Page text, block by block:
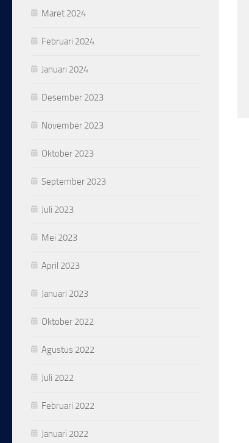
Maret 2024
Februari 2024
Januari 2024
Desember 2023
November 2023
Oktober 2023
September 2023
Juli 2023
Mei 2023
April 2023
Januari 2023
Oktober 2022
Agustus 2022
Juli 2022
Februari 2022
Januari 2022